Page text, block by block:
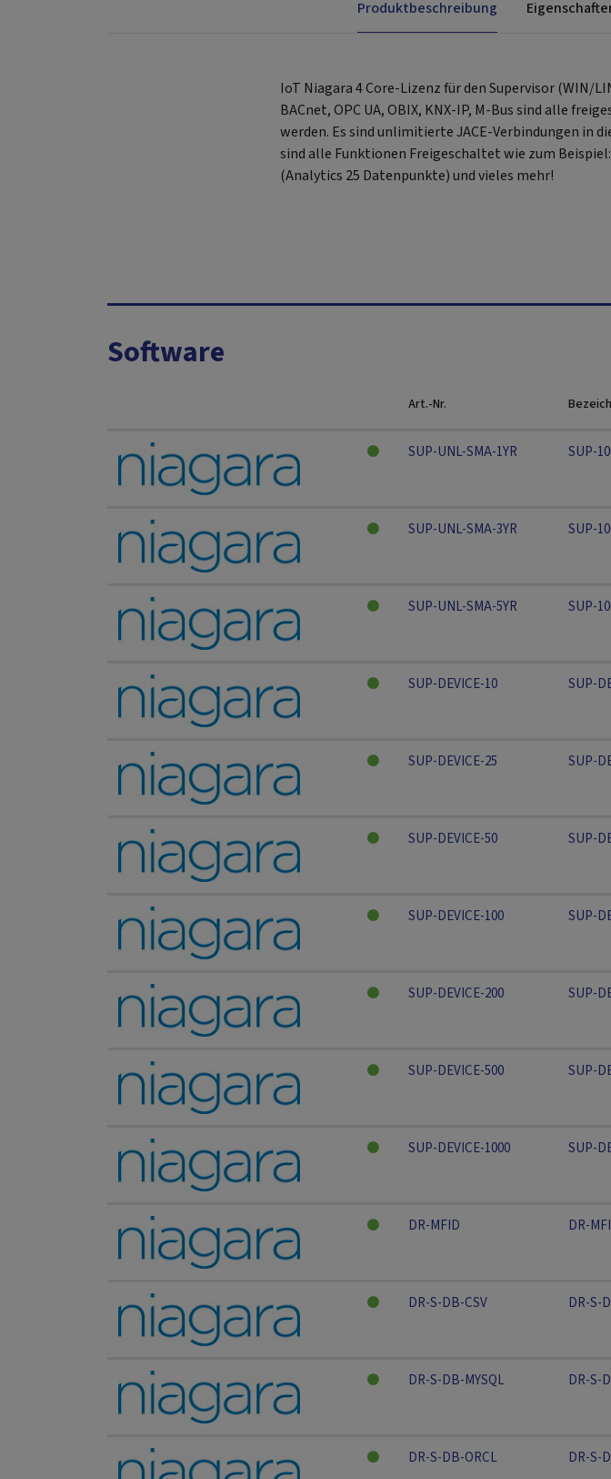
Produktbeschreibung
IoT Niagara 4 Core-Lizenz für den Supervisor (WIN/
BACnet, OPC UA, OBIX, KNX-IP, M-Bus sind alle
werden. Es sind unlimitierte JACE-Verbindungen in
sind alle Funktionen Freigeschaltet wie zum
(Analytics 25 Datenpunkte) und vieles mehr!
Software
Art.-Nr.
SUP-UNL-SMA-1YR SUP-
SUP-UNL-SMA-3YR SUP-
SUP-UNL-SMA-5YR SUP-
SUP-DEVICE-10 SUP-
SUP-DEVICE-25 SUP-
SUP-DEVICE-50 SUP-
SUP-DEVICE-100 SUP-
SUP-DEVICE-200 SUP-
SUP-DEVICE-500 SUP-
SUP-DEVICE-1000 SUP-
DR-MFID DR-
DR-S-DB-CSV DR-S-
DR-S-DB-MYSQL DR-S-
DR-S-DB-ORCL DR-S-